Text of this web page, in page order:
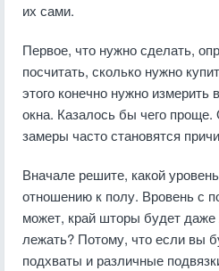
их сами.
Первое, что нужно сделать,
посчитать, сколько нужно
этого конечно нужно
окна. Казалось бы чего
замеры часто становятся
Вначале решите, какой
отношению к полу. Вровень с
может, край шторы будет
лежать? Потому, что если вы
подхваты и различные